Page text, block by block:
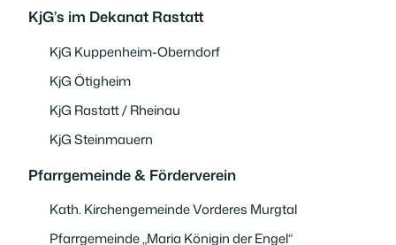
KjG’s im Dekanat Rastatt
KjG Kuppenheim-Oberndorf
KjG Ötigheim
KjG Rastatt / Rheinau
KjG Steinmauern
Pfarrgemeinde & Förderverein
Kath. Kirchengemeinde Vorderes Murgtal
Pfarrgemeinde „Maria Königin der Engel“